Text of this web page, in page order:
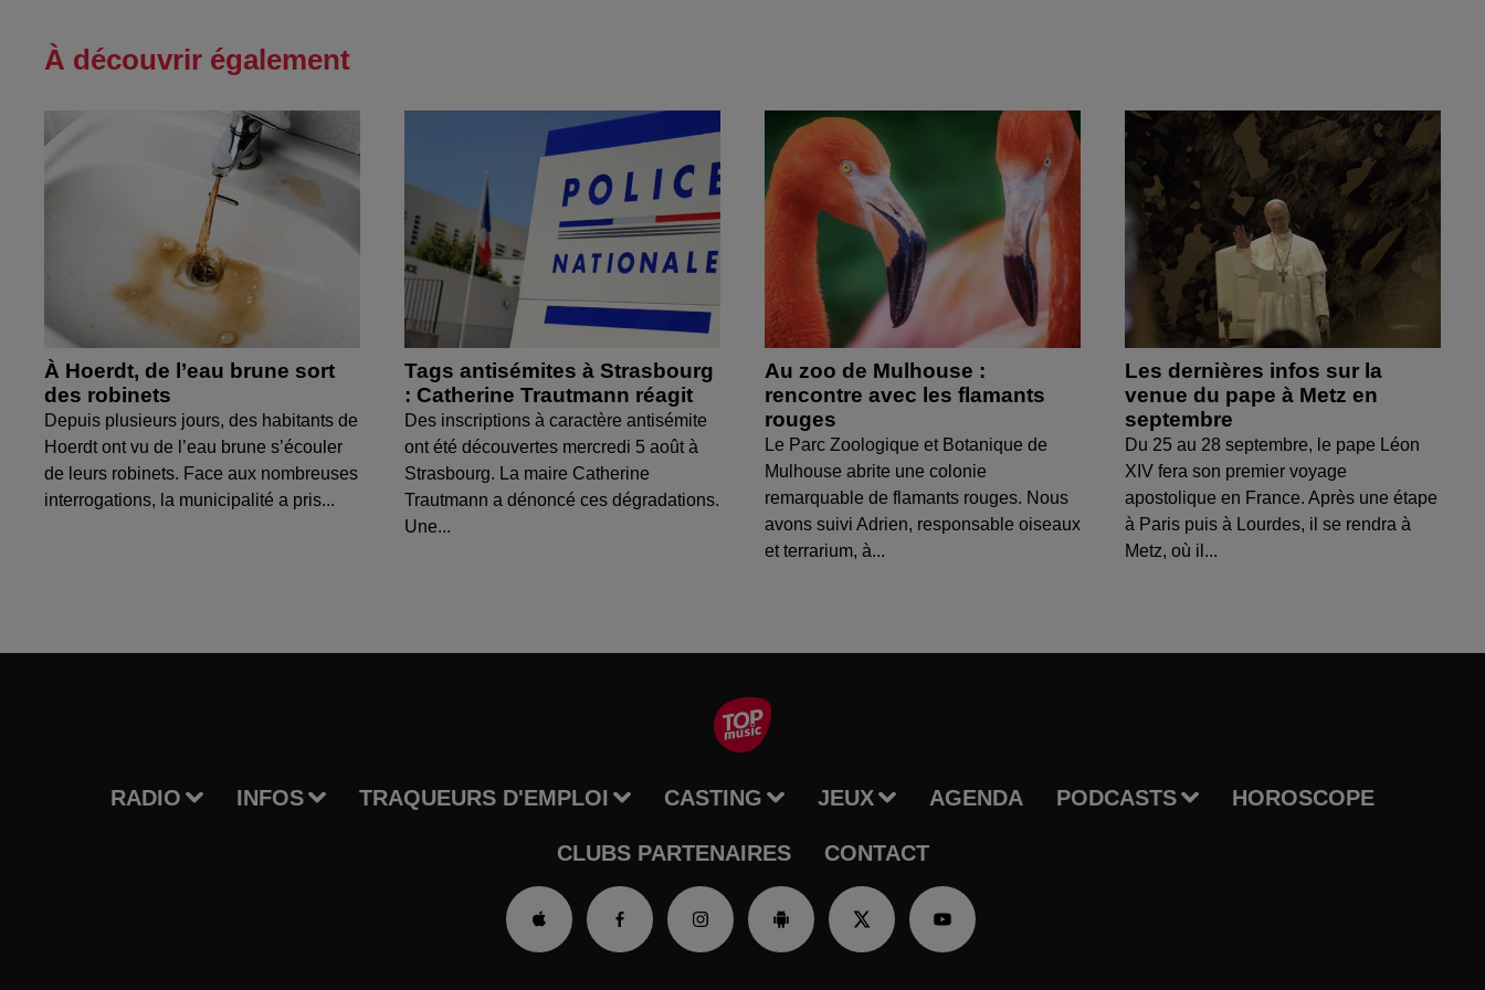
À découvrir également
À Hoerdt, de l’eau brune sort
des robinets
Depuis plusieurs jours, des habitants de
Hoerdt ont vu de l’eau brune s’écouler
de leurs robinets. Face aux nombreuses
interrogations, la municipalité a pris...
Tags antisémites à Strasbourg
: Catherine Trautmann réagit
Des inscriptions à caractère antisémite
ont été découvertes mercredi 5 août à
Strasbourg. La maire Catherine
Trautmann a dénoncé ces dégradations.
Une...
Au zoo de Mulhouse :
rencontre avec les flamants
rouges
Le Parc Zoologique et Botanique de
Mulhouse abrite une colonie
remarquable de flamants rouges. Nous
avons suivi Adrien, responsable oiseaux
et terrarium, à...
Les dernières infos sur la
venue du pape à Metz en
septembre
Du 25 au 28 septembre, le pape Léon
XIV fera son premier voyage
apostolique en France. Après une étape
à Paris puis à Lourdes, il se rendra à
Metz, où il...
RADIO INFOS TRAQUEURS D'EMPLOI CASTING JEUX AGENDA PODCASTS HOROSCOPE
CLUBS PARTENAIRES CONTACT